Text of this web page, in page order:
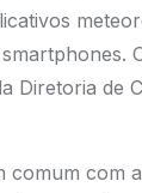
Diretoria de
comum com